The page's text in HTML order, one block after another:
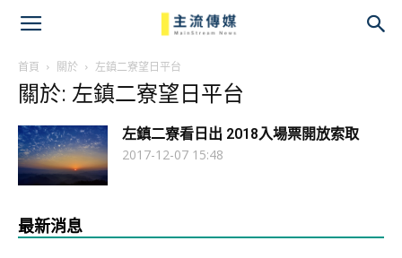
首頁 關於 左鎮二寮望日平台
關於: 左鎮二寮望日平台
左鎮二寮看日出 2018入場票開放索取
2017-12-07 15:48
最新消息